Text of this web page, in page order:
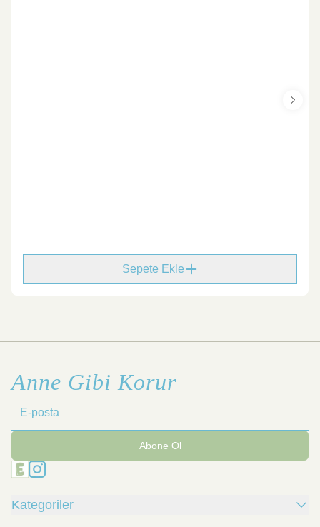
Sepete Ekle
Anne Gibi Korur
Abone Ol
Kategoriler